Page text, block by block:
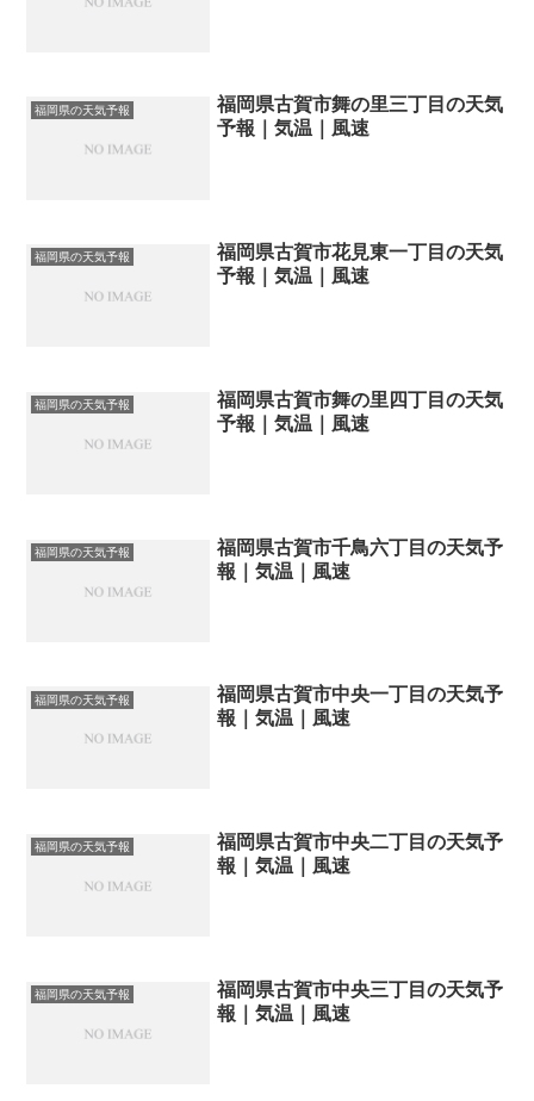
福岡県の天気予報
福岡県古賀市舞の里三丁目の天気
予報｜気温｜風速
福岡県の天気予報
福岡県古賀市花見東一丁目の天気
予報｜気温｜風速
福岡県の天気予報
福岡県古賀市舞の里四丁目の天気
予報｜気温｜風速
福岡県の天気予報
福岡県古賀市千鳥六丁目の天気予
報｜気温｜風速
福岡県の天気予報
福岡県古賀市中央一丁目の天気予
報｜気温｜風速
福岡県の天気予報
福岡県古賀市中央二丁目の天気予
報｜気温｜風速
福岡県の天気予報
福岡県古賀市中央三丁目の天気予
報｜気温｜風速